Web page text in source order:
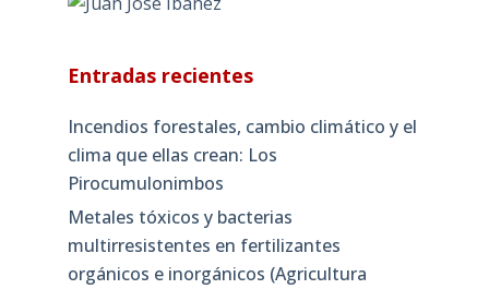
Entradas recientes
Incendios forestales, cambio climático y el
clima que ellas crean: Los
Pirocumulonimbos
Metales tóxicos y bacterias
multirresistentes en fertilizantes
orgánicos e inorgánicos (Agricultura